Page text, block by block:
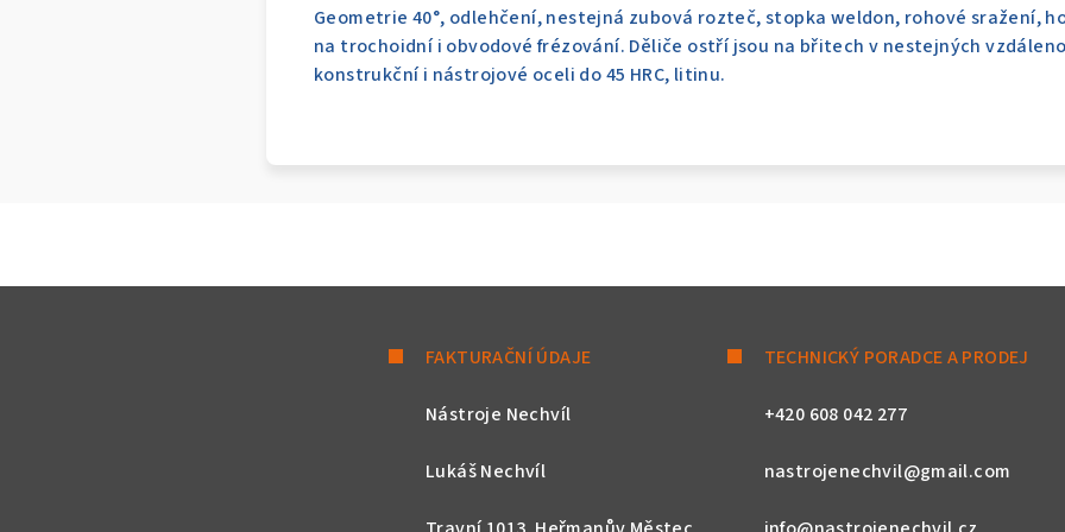
Geometrie 40°, odlehčení, nestejná zubová rozteč, stopka weldon, rohové sražení,
na trochoidní i obvodové frézování. Děliče ostří jsou na břitech v nestejných
konstrukční i nástrojové oceli do 45 HRC, litinu.
FAKTURAČNÍ ÚDAJE
Nástroje Nechvíl
Lukáš Nechvíl
TECHNICKÝ PORADCE A PRODEJ
+420 608 042 277
nastrojenechvil@gmail.com